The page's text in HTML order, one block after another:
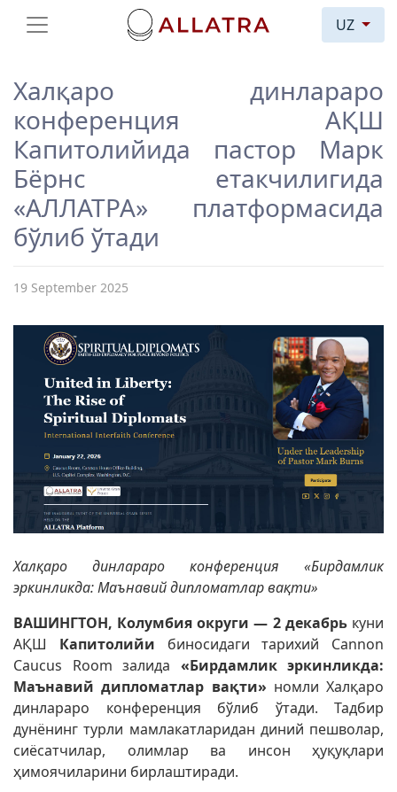
UZ
Халқаро динлараро
конференция АҚШ
Капитолийида пастор Марк
Бёрнс етакчилигида
«АЛЛАТРА» платформасида
бўлиб ўтади
19 September 2025
Халқаро динлараро конференция «Бирдамлик
эркинликда: Маънавий дипломатлар вақти»
ВАШИНГТОН, Колумбия округи — 2 декабрь куни
АҚШ Капитолийи биносидаги тарихий Cannon
Caucus Room залида «Бирдамлик эркинликда:
Маънавий дипломатлар вақти» номли Халқаро
динлараро конференция бўлиб ўтади. Тадбир
дунёнинг турли мамлакатларидан диний пешволар,
сиёсатчилар, олимлар ва инсон ҳуқуқлари
ҳимоячиларини бирлаштиради.